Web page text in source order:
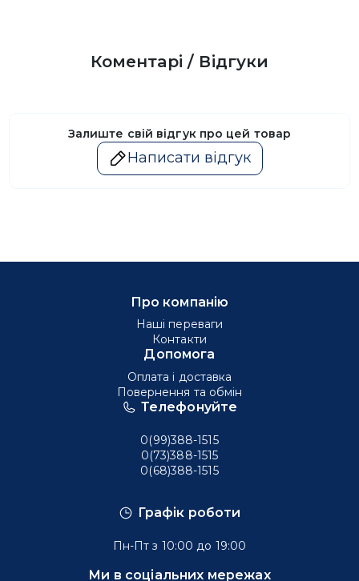
Коментарі / Відгуки
Залиште свій відгук про цей товар
Написати відгук
Графік роботи
Пн-Пт з 10:00 до 19:00
Ми в соціальних мережах
Телефонуйте
0(99)388-1515
0(73)388-1515
0(68)388-1515
Про компанію
Наші переваги
Контакти
Допомога
Оплата і доставка
Повернення та обмін